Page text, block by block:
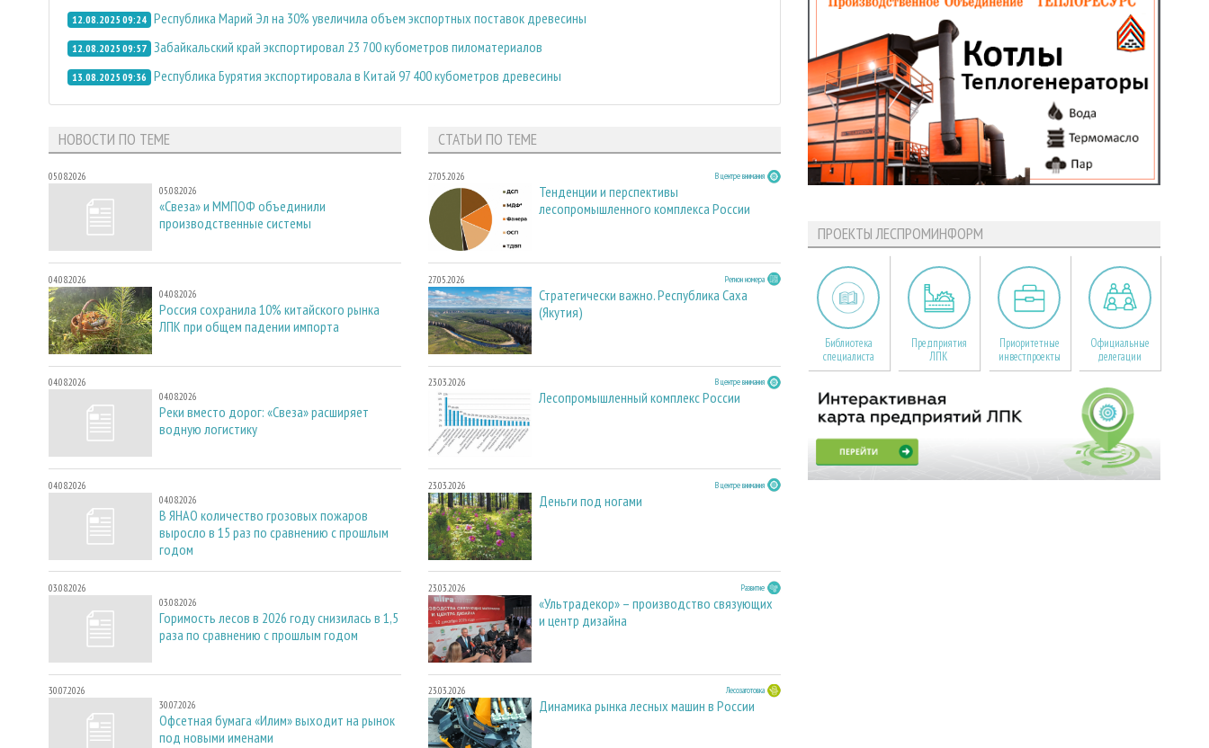
12.08.2025 09:24 Республика Марий Эл на 30% увеличила объем экспортных поставок древесины
12.08.2025 09:57 Забайкальский край экспортировал 23 700 кубометров пиломатериалов
13.08.2025 09:36 Республика Бурятия экспортировала в Китай 97 400 кубометров древесины
НОВОСТИ ПО ТЕМЕ
05.08.2026
05.08.2026
«Свеза» и ММПОФ объединили
производственные системы
04.08.2026
04.08.2026
Россия сохранила 10% китайского рынка
ЛПК при общем падении импорта
04.08.2026
04.08.2026
Реки вместо дорог: «Свеза» расширяет
водную логистику
04.08.2026
04.08.2026
В ЯНАО количество грозовых пожаров
выросло в 15 раз по сравнению с прошлым
годом
03.08.2026
03.08.2026
Горимость лесов в 2026 году снизилась в 1,5
раза по сравнению с прошлым годом
30.07.2026
30.07.2026
Офсетная бумага «Илим» выходит на рынок
под новыми именами
СТАТЬИ ПО ТЕМЕ
27.05.2026 В центре внимания
Тенденции и перспективы
лесопромышленного комплекса России
27.05.2026 Регион номера
Стратегически важно. Республика Саха
(Якутия)
23.03.2026 В центре внимания
Лесопромышленный комплекс России
23.03.2026 В центре внимания
Деньги под ногами
23.03.2026 Развитие
«Ультрадекор» – производство связующих
и центр дизайна
23.03.2026 Лесозаготовка
Динамика рынка лесных машин в России
ПРОЕКТЫ ЛЕСПРОМИНФОРМ
Библиотека
специалиста
Предприятия
ЛПК
Приоритетные
инвестпроекты
Официальные
делегации